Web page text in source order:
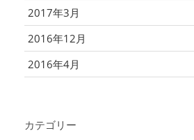
2017年3月
2016年12月
2016年4月
カテゴリー